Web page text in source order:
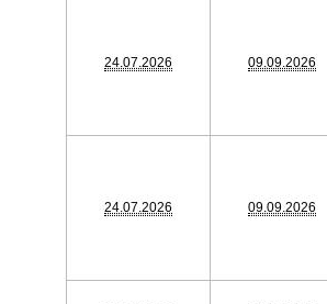
24.07.2026 09.09.2026
24.07.2026 09.09.2026